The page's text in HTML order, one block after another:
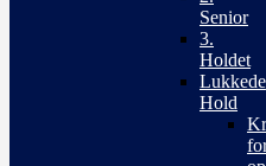
Senior
3.
Holdet
Lukkede
Hold